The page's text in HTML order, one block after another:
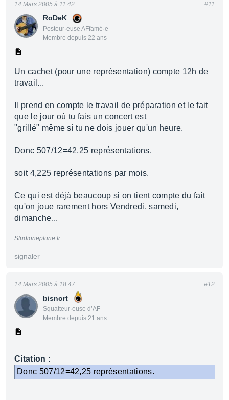
RoDeK
Posteur·euse AFfamé·e
Membre depuis 22 ans
14 Mars 2005 à 11:42 #11
Un cachet (pour une représentation) compte 12h de
travail...
Il prend en compte le travail de préparation et le fait
que le jour où tu fais un concert est
"grillé" même si tu ne dois jouer qu'un heure.
Donc 507/12=42,25 représentations.
soit 4,225 représentations par mois.
Ce qui est déjà beaucoup si on tient compte du fait
qu'on joue rarement hors Vendredi, samedi,
dimanche...
Studioneptune.fr
signaler
bisnort
Squatteur·euse d’AF
Membre depuis 21 ans
14 Mars 2005 à 18:47 #12
Citation :
Donc 507/12=42,25 représentations.